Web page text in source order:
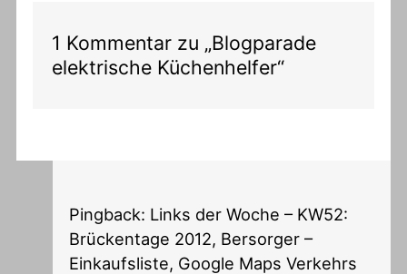
1 Kommentar zu „Blogparade
elektrische Küchenhelfer“
Pingback: Links der Woche – KW52:
Brückentage 2012, Bersorger –
Einkaufsliste, Google Maps Verkehrs